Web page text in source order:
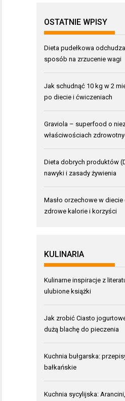
OSTATNIE WPISY
Dieta pudełkowa
sposób na zrzucenie wagi
Jak schudnąć 10 kg w 2
po diecie i ćwiczeniach
Graviola – superfood o
właściwościach
Dieta dobrych produktów
nawyki i zasady żywienia
Masło orzechowe w
zdrowe kalorie i korzyści
KULINARIA
Kulinarne inspiracje z
ulubione książki
Jak zrobić Ciasto
dużą blachę do pieczenia
Kuchnia bułgarska:
bałkańskie
Kuchnia sycylijska: